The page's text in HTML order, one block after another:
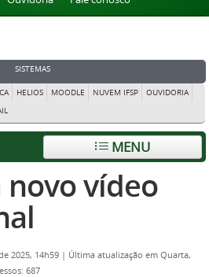
SISTEMAS
HELIOS MOODLE NUVEM IFSP
OUVIDORIA
MENU
novo vídeo
2025, 14h59 | Última atualização em Quarta,
687